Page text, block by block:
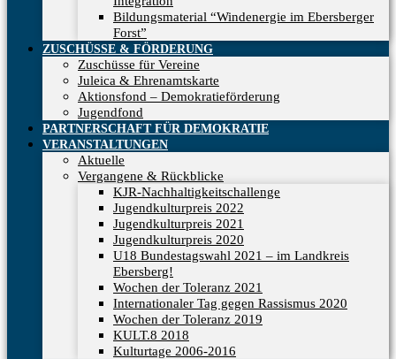
Bildungsmaterial “Windenergie im Ebersberger
Forst”
ZUSCHÜSSE & FÖRDERUNG
Zuschüsse für Vereine
Juleica & Ehrenamtskarte
Aktionsfond – Demokratieförderung
Jugendfond
PARTNERSCHAFT FÜR DEMOKRATIE
VERANSTALTUNGEN
Aktuelle
Vergangene & Rückblicke
KJR-Nachhaltigkeitschallenge
Jugendkulturpreis 2022
Jugendkulturpreis 2021
Jugendkulturpreis 2020
U18 Bundestagswahl 2021 – im Landkreis
Ebersberg!
Wochen der Toleranz 2021
Internationaler Tag gegen Rassismus 2020
Wochen der Toleranz 2019
KULT.8 2018
Kulturtage 2006-2016